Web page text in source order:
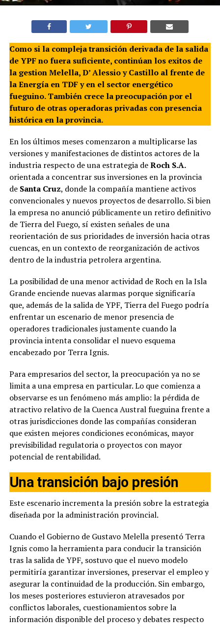
Como si la compleja transición derivada de la salida
de YPF no fuera suficiente, continúan los exitos de
la gestion Melella, D’ Alessio y Castillo al frente de
la Energía en TDF y en el sector energético
fueguino. También crece la preocupación por el
futuro de otras operadoras privadas con presencia
histórica en la provincia.
En los últimos meses comenzaron a multiplicarse las
versiones y manifestaciones de distintos actores de la
industria respecto de una estrategia deRoch S.A.
orientada a concentrar sus inversiones en la provincia
de Santa Cruz, donde la compañía mantiene activos
convencionales y nuevos proyectos de desarrollo. Si bien
la empresa no anunció públicamente un retiro definitivo
de Tierra del Fuego, sí existen señales de una
reorientación de sus prioridades de inversión hacia otras
cuencas, en un contexto de reorganización de activos
dentro de la industria petrolera argentina.
La posibilidad de una menor actividad de Roch en la Isla
Grande enciende nuevas alarmas porque significaría
que, además de la salida de YPF, Tierra del Fuego podría
enfrentar un escenario de menor presencia de
operadores tradicionales justamente cuando la
provincia intenta consolidar el nuevo esquema
encabezado por Terra Ignis.
Para empresarios del sector, la preocupación ya no se
limita a una empresa en particular. Lo que comienza a
observarse es un fenómeno más amplio: la pérdida de
atractivo relativo de la Cuenca Austral fueguina frente a
otras jurisdicciones donde las compañías consideran
que existen mejores condiciones económicas, mayor
previsibilidad regulatoria o proyectos con mayor
potencial de rentabilidad.
Una transición bajo presión
Este escenario incrementa la presión sobre la estrategia
diseñada por la administración provincial.
Cuando el Gobierno de Gustavo Melella presentó Terra
Ignis como la herramienta para conducir la transición
tras la salida de YPF, sostuvo que el nuevo modelo
permitiría garantizar inversiones, preservar el empleo y
asegurar la continuidad de la producción. Sin embargo,
los meses posteriores estuvieron atravesados por
conflictos laborales, cuestionamientos sobre la
información disponible del proceso y debates respecto